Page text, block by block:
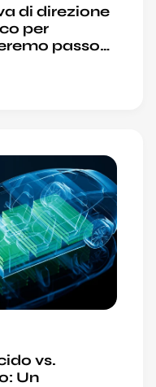
di direzione
per
passo
vs.
Un